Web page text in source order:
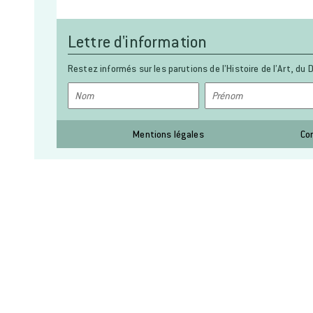
Lettre d'information
Restez informés sur les parutions de l’Histoire de l’Art, du
Mentions légales